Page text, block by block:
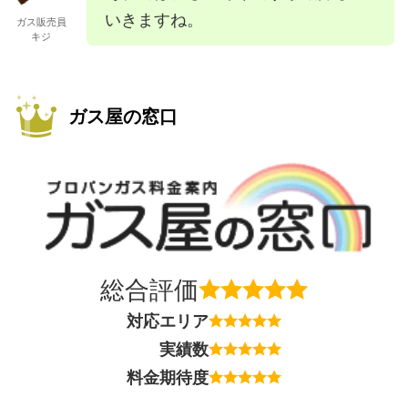
ガス販売員
キジ
いきますね。
ガス屋の窓口
総合評価
対応エリア
実績数
料金期待度